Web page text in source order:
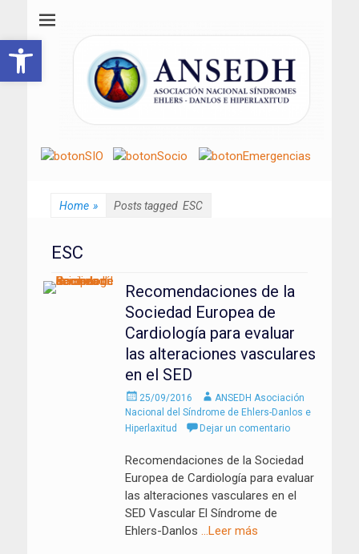
Abrir barra de herramientas
Home » Posts tagged ESC
ESC
Recomendaciones de la
Sociedad Europea de
Cardiología para evaluar
las alteraciones vasculares
en el SED
Enviado
el
25/09/2016 AutorANSEDH Asociación
Nacional del Síndrome de Ehlers-Danlos e
Hiperlaxitud
Dejar un comentario
Recomendaciones de la Sociedad
Europea de Cardiología para evaluar
las alteraciones vasculares en el
SED Vascular El Síndrome de
Ehlers-Danlos …Leer más